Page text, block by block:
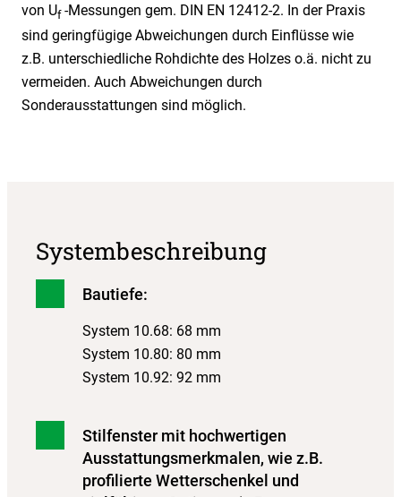
von Uf -Messungen gem. DIN EN 12412-2. In der Praxis
sind geringfügige Abweichungen durch Einflüsse wie
z.B. unterschiedliche Rohdichte des Holzes o.ä. nicht zu
vermeiden. Auch Abweichungen durch
Sonderausstattungen sind möglich.
Systembeschreibung
Bautiefe:
System 10.68: 68 mm
System 10.80: 80 mm
System 10.92: 92 mm
Stilfenster mit hochwertigen
Ausstattungsmerkmalen, wie z.B.
profilierte Wetterschenkel und